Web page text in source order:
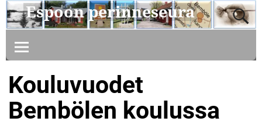
Espoon perinneseura
Kouluvuodet
Bembölen koulussa